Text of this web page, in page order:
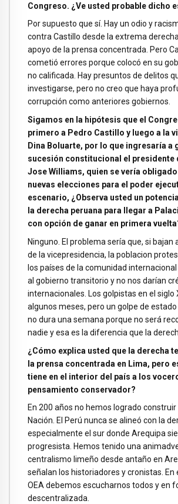
Congreso. ¿Ve usted probable dicho
Por supuesto que sí. Hay un odio y
contra Castillo desde la extrema
apoyo de la prensa concentrada. Pero
cometió errores porque colocó en su
no calificada. Hay presuntos de delitos
investigarse, pero no creo que haya
corrupción como anteriores gobiernos.
Sigamos en la hipótesis que el
primero a Pedro Castillo y luego a la
Dina Boluarte, por lo que ingresaría a
sucesión constitucional el presidente
Jose Williams, quien se vería
nuevas elecciones para el poder
escenario, ¿Observa usted un
la derecha peruana para llegar a
con opción de ganar en primera
Ninguno. El problema sería que, si bajan
de la vicepresidencia, la poblacion
los países de la comunidad
al gobierno transitorio y no nos darían
internacionales. Los golpistas en el siglo
algunos meses, pero un golpe de estado
no dura una semana porque no será
nadie y esa es la diferencia que la
¿Cómo explica usted que la derecha
la prensa concentrada en Lima, pero
tiene en el interior del país a los
pensamiento conservador?
En 200 años no hemos logrado
Nación. El Perú nunca se alineó con la
especialmente el sur donde Arequipa
progresista. Hemos tenido una
centralismo limeño desde antaño en
señalan los historiadores y cronistas. En
OEA debemos escucharnos todos y en
descentralizada.